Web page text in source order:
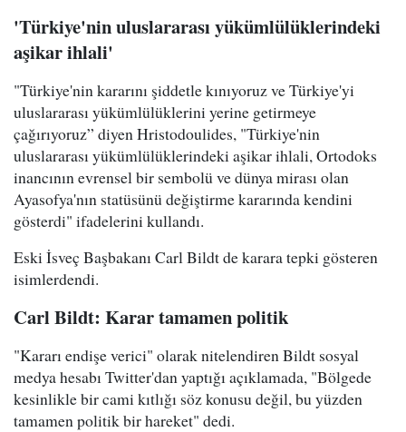
'Türkiye'nin uluslararası yükümlülüklerindeki
aşikar ihlali'
"Türkiye'nin kararını şiddetle kınıyoruz ve Türkiye'yi
uluslararası yükümlülüklerini yerine getirmeye
çağırıyoruz” diyen Hristodoulides, "Türkiye'nin
uluslararası yükümlülüklerindeki aşikar ihlali, Ortodoks
inancının evrensel bir sembolü ve dünya mirası olan
Ayasofya'nın statüsünü değiştirme kararında kendini
gösterdi" ifadelerini kullandı.
Eski İsveç Başbakanı Carl Bildt de karara tepki gösteren
isimlerdendi.
Carl Bildt: Karar tamamen politik
"Kararı endişe verici" olarak nitelendiren Bildt sosyal
medya hesabı Twitter'dan yaptığı açıklamada, "Bölgede
kesinlikle bir cami kıtlığı söz konusu değil, bu yüzden
tamamen politik bir hareket" dedi.